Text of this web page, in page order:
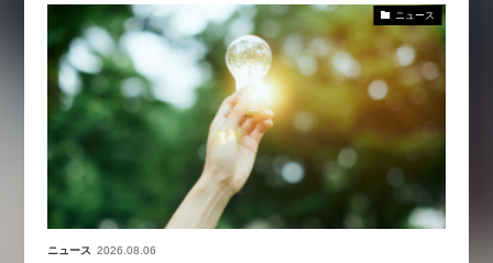
ニュース
ニュース 2026.08.06